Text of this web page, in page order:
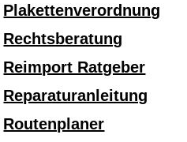
Plakettenverordnung
Rechtsberatung
Reimport Ratgeber
Reparaturanleitung
Routenplaner